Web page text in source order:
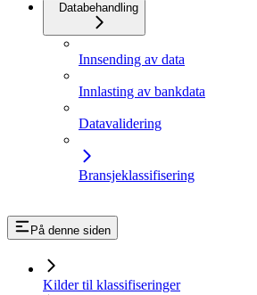
Databehandling
Innsending av data
Innlasting av bankdata
Datavalidering
Bransjeklassifisering
På denne siden
Kilder til klassifiseringer